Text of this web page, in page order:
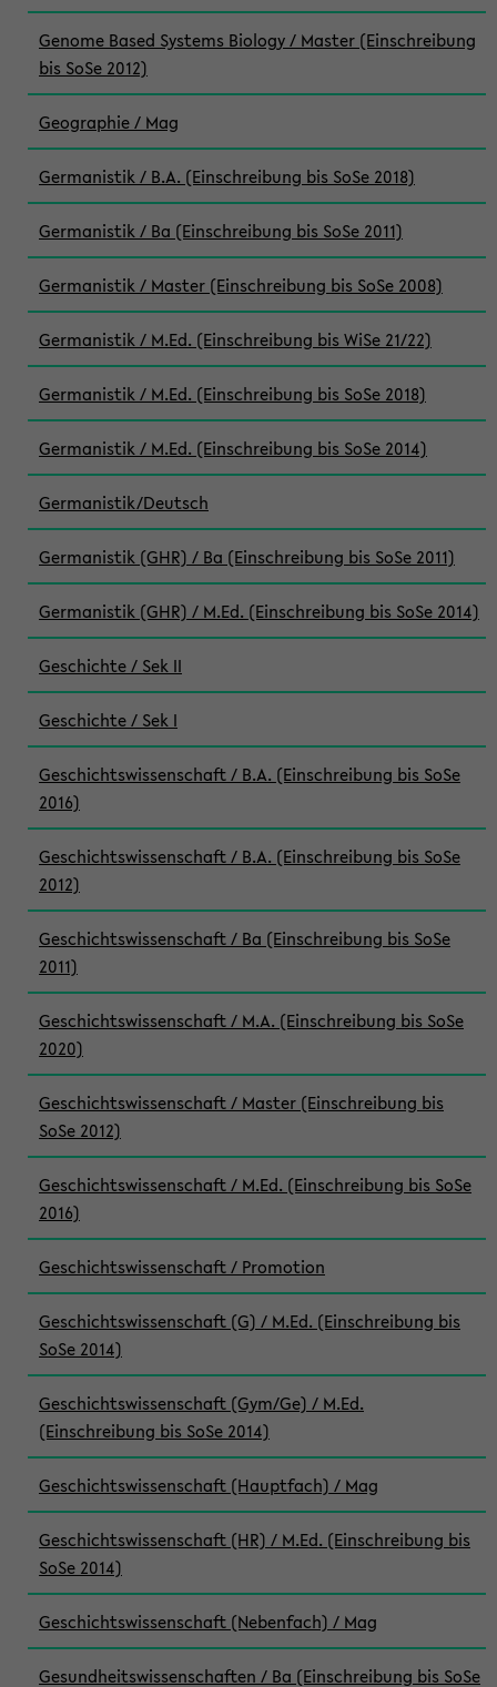
Genome Based Systems Biology / Master (Einschreibung
bis SoSe 2012)
Geographie / Mag
Germanistik / B.A. (Einschreibung bis SoSe 2018)
Germanistik / Ba (Einschreibung bis SoSe 2011)
Germanistik / Master (Einschreibung bis SoSe 2008)
Germanistik / M.Ed. (Einschreibung bis WiSe 21/22)
Germanistik / M.Ed. (Einschreibung bis SoSe 2018)
Germanistik / M.Ed. (Einschreibung bis SoSe 2014)
Germanistik/Deutsch
Germanistik (GHR) / Ba (Einschreibung bis SoSe 2011)
Germanistik (GHR) / M.Ed. (Einschreibung bis SoSe 2014)
Geschichte / Sek II
Geschichte / Sek I
Geschichtswissenschaft / B.A. (Einschreibung bis SoSe
2016)
Geschichtswissenschaft / B.A. (Einschreibung bis SoSe
2012)
Geschichtswissenschaft / Ba (Einschreibung bis SoSe
2011)
Geschichtswissenschaft / M.A. (Einschreibung bis SoSe
2020)
Geschichtswissenschaft / Master (Einschreibung bis
SoSe 2012)
Geschichtswissenschaft / M.Ed. (Einschreibung bis SoSe
2016)
Geschichtswissenschaft / Promotion
Geschichtswissenschaft (G) / M.Ed. (Einschreibung bis
SoSe 2014)
Geschichtswissenschaft (Gym/Ge) / M.Ed.
(Einschreibung bis SoSe 2014)
Geschichtswissenschaft (Hauptfach) / Mag
Geschichtswissenschaft (HR) / M.Ed. (Einschreibung bis
SoSe 2014)
Geschichtswissenschaft (Nebenfach) / Mag
Gesundheitswissenschaften / Ba (Einschreibung bis SoSe